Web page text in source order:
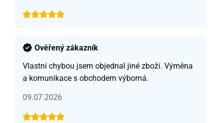
Ověřený zákazník
Vlastní chybou jsem objednal jiné zboží. Výměna
a komunikace s obchodem výborná.
09.07.2026